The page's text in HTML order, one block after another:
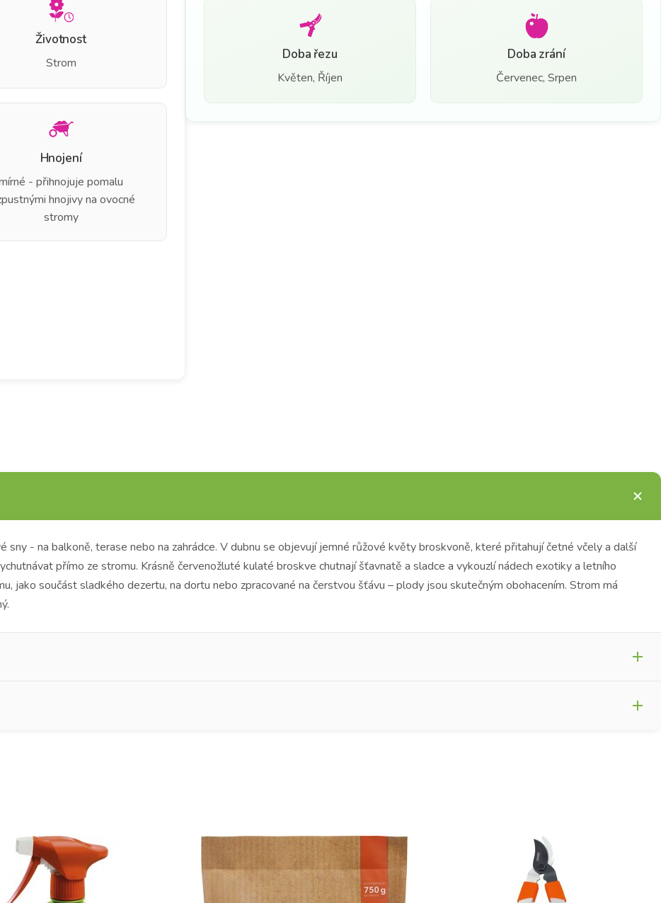
Životnost
Strom
Hnojení
- přihnojuje pomalu
hnojivy na ovocné
stromy
Doba řezu
Květen, Říjen
Doba zrání
Červenec, Srpen
sny - na balkoně, terase nebo na zahrádce. V dubnu se objevují jemné růžové květy broskvoně, které přitahují četné včely a další
přímo ze stromu. Krásně červenožluté kulaté broskve chutnají šťavnatě a sladce a vykouzlí nádech exotiky a letního
jako součást sladkého dezertu, na dortu nebo zpracované na čerstvou šťávu – plody jsou skutečným obohacením. Strom má
Příjmení